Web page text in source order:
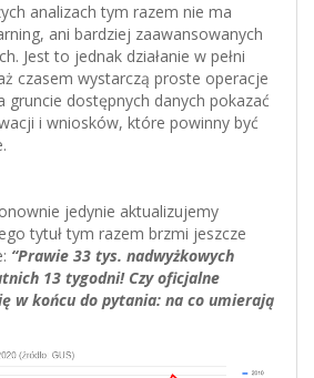
analizach tym razem nie ma
ani bardziej zaawansowanych
Jest to jednak działanie w pełni
czasem wystarczą proste operacje
gruncie dostępnych danych pokazać
i wniosków, które powinny być
jedynie aktualizujemy
tytuł tym razem brzmi jeszcze
“Prawie 33 tys. nadwyżkowych
13 tygodni! Czy oficjalne
w końcu do pytania: na co umierają